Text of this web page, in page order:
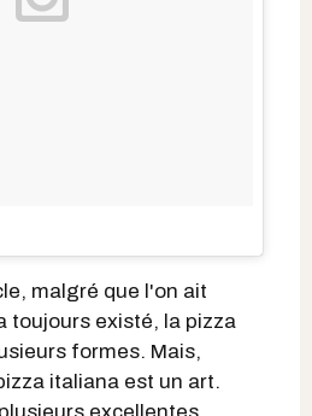
malgré que l'on ait
toujours existé, la pizza
formes. Mais,
italiana est un art.